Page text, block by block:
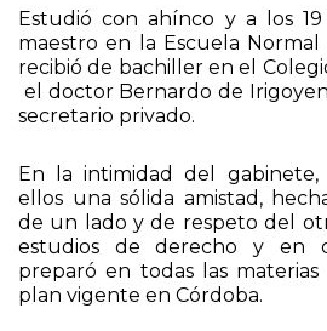
Estudió con ahínco y a los
maestro en la Escuela Normal
recibió de bachiller en el
el doctor Bernardo de Irigoyen
En la intimidad del
ellos una sólida amistad,
de un lado y de respeto del
estudios de derecho y en
preparó en todas las materias